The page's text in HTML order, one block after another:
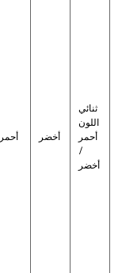
أحمر أخضر
ثنائي
اللون
أحمر
/
أخضر